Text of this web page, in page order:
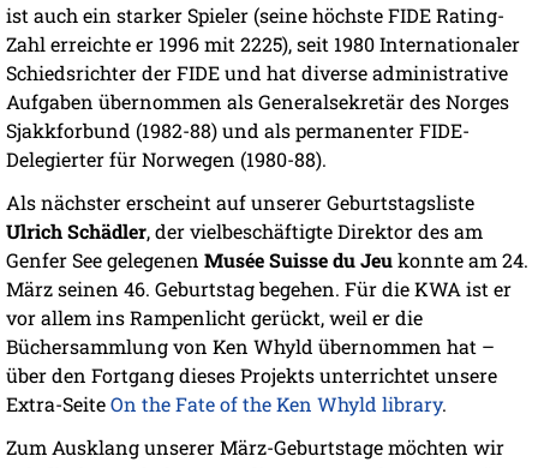
ist auch ein starker Spieler (seine höchste FIDE Rating-
Zahl erreichte er 1996 mit 2225), seit 1980 Internationaler
Schiedsrichter der FIDE und hat diverse administrative
Aufgaben übernommen als Generalsekretär des Norges
Sjakkforbund (1982-88) und als permanenter FIDE-
Delegierter für Norwegen (1980-88).
Als nächster erscheint auf unserer Geburtstagsliste
Ulrich Schädler, der vielbeschäftigte Direktor des am
Genfer See gelegenen Musée Suisse du Jeukonnte am 24.
März seinen 46. Geburtstag begehen. Für die KWA ist er
vor allem ins Rampenlicht gerückt, weil er die
Büchersammlung von Ken Whyld übernommen hat –
über den Fortgang dieses Projekts unterrichtet unsere
Extra-SeiteOn the Fate of the Ken Whyld library.
Zum Ausklang unserer März-Geburtstage möchten wir